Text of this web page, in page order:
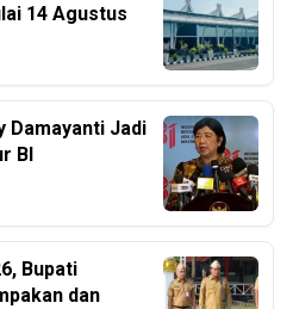
14 Agustus
Damayanti Jadi
BI
Bupati
dan